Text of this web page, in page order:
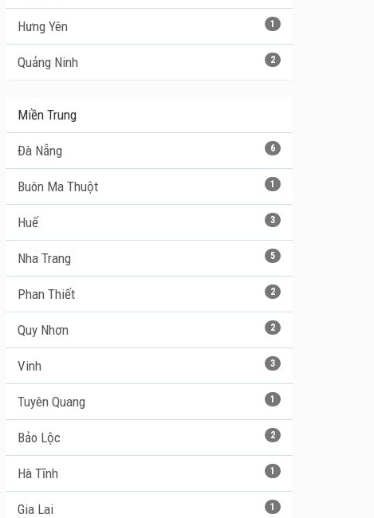
1
Hưng Yên
2
Quảng Ninh
Miền Trung
6
Đà Nẵng
1
Buôn Ma Thuột
3
Huế
5
Nha Trang
2
Phan Thiết
2
Quy Nhơn
3
Vinh
1
Tuyên Quang
2
Bảo Lộc
1
Hà Tĩnh
1
Gia Lai